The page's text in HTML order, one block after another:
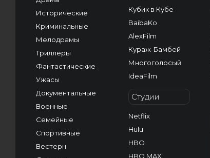
Исторические
Криминальные
Мелодрамы
Триллеры
Фантастические
Ужасы
Документальные
Военные
Семейные
Спортивные
Вестерн
Кубик в Кубе
BaibaKo
AlexFilm
Кураж-Бамбей
Многоголосый
IdeaFilm
Студии
Netflix
Hulu
HBO
HBO MAX